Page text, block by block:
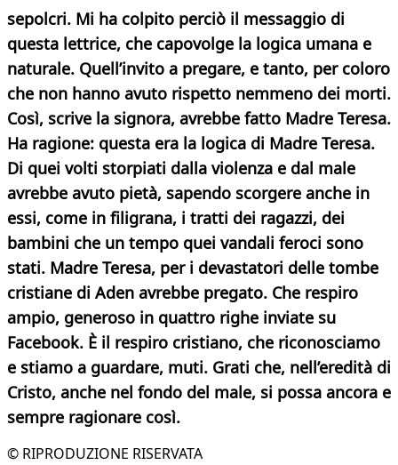
sepolcri. Mi ha colpito perciò il messaggio di
questa lettrice, che capovolge la logica umana e
naturale. Quell’invito a pregare, e tanto, per coloro
che non hanno avuto rispetto nemmeno dei morti.
Così, scrive la signora, avrebbe fatto Madre Teresa.
Ha ragione: questa era la logica di Madre Teresa.
Di quei volti storpiati dalla violenza e dal male
avrebbe avuto pietà, sapendo scorgere anche in
essi, come in filigrana, i tratti dei ragazzi, dei
bambini che un tempo quei vandali feroci sono
stati. Madre Teresa, per i devastatori delle tombe
cristiane di Aden avrebbe pregato. Che respiro
ampio, generoso in quattro righe inviate su
Facebook. È il respiro cristiano, che riconosciamo
e stiamo a guardare, muti. Grati che, nell’eredità di
Cristo, anche nel fondo del male, si possa ancora e
sempre ragionare così.
© RIPRODUZIONE RISERVATA